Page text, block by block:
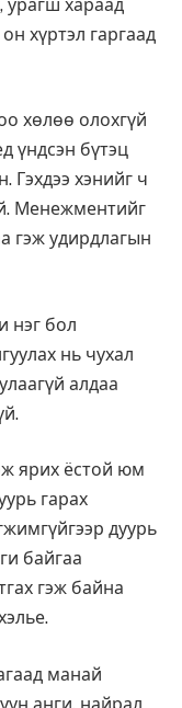
хараад
хүртэл гаргаад
хөлөө олохгүй
үндсэн бүтэц
Гэхдээ хэнийг ч
Менежментийг
гэж удирдлагын
нэг бол
нь чухал
алдаа
ярих ёстой юм
гарах
дуурь
байгаа
гэж байна
манай